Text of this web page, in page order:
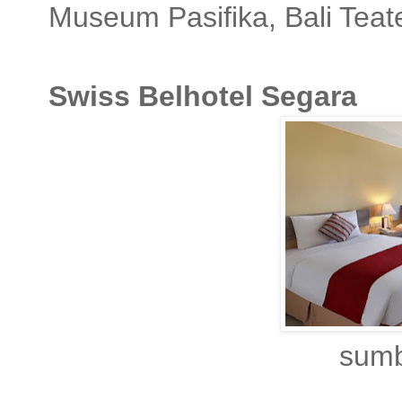
Museum Pasifika, Bali
Swiss Belhotel Segara